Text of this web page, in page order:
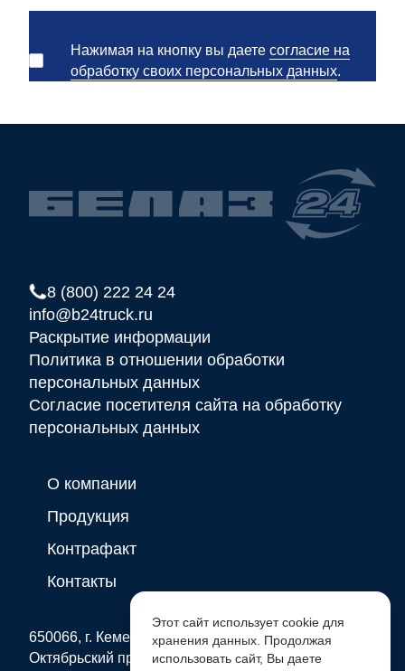
Нажимая на кнопку вы даете согласие на
обработку своих персональных данных.
8 (800) 222 24 24
info@b24truck.ru
Раскрытие информации
Политика в отношении обработки
персональных данных
Согласие посетителя сайта на обработку
персональных данных
О компании
Продукция
Контрафакт
Контакты
650066, г. Кемерово
Октябрьский проспект, д. 2 Б
Этот сайт использует cookie для
хранения данных. Продолжая
использовать сайт, Вы даете